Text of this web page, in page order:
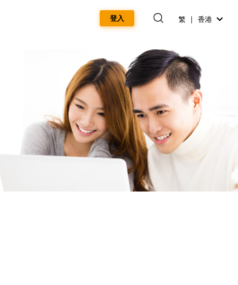
登入 繁 | 香港